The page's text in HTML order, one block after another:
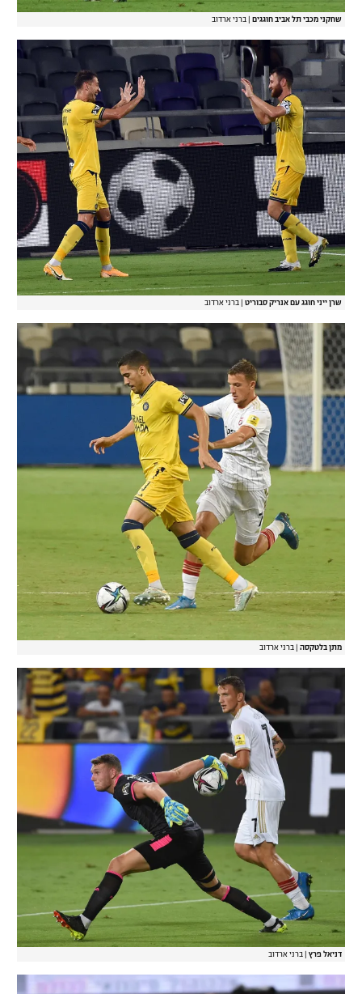
שחקני מכבי תל אביב חוגגים ברני ארדוב
שרן ייני חוגג עם אנריק סבוריט ברני ארדוב
מתן בלטקסה ברני ארדוב
דניאל פרץ ברני ארדוב